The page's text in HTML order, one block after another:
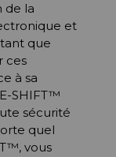
de la
et
que
ces
à sa
SHIFT™
sécurité
quel
vous